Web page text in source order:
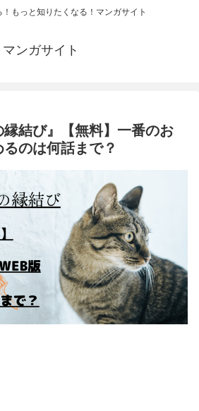
！もっと知りたくなる！マンガサイト
マンガサイト
縁結び』【無料】一番のお
のは何話まで？